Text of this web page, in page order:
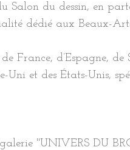
Salon du dessin, en
dédié aux Beaux-
France, d’Espagne, de
Uni et des États-Unis,
"UNIVERS DU